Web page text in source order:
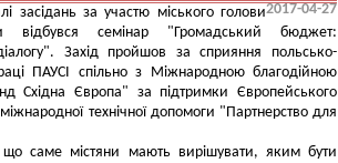
2017-04-27
засідань за участю міського голови
відбувся семінар "Громадський бюджет:
Захід пройшов за сприяння польсько-
ПАУСІ спільно з Міжнародною благодійною
Східна Європа" за підтримки Європейського
технічної допомоги "Партнерство для
саме містяни мають вирішувати, яким бути